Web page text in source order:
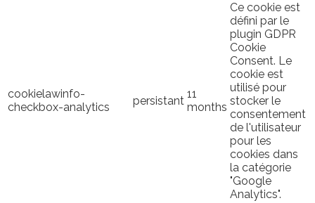
cookielawinfo-
checkbox-analytics
persistant
11
months
Ce cookie est
défini par le
plugin GDPR
Cookie
Consent. Le
cookie est
utilisé pour
stocker le
consentement
de l'utilisateur
pour les
cookies dans
la catégorie
"Google
Analytics".